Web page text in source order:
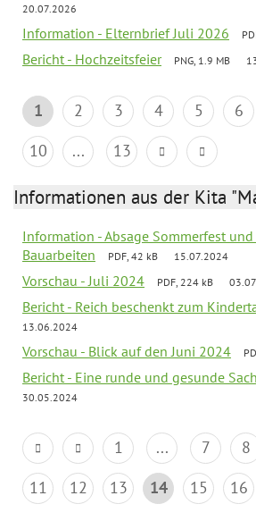
20.07.2026
Information - Elternbrief Juli 2026
Bericht - Hochzeitsfeier PNG, 1.9 MB
1 2 3 4 5 6
10
... 13
Informationen aus der Kita
Information - Absage Sommerfest
Bauarbeiten
PDF, 42 kB 15.07.2024
Vorschau - Juli 2024 PDF, 224 kB
Bericht - Reich beschenkt zum
13.06.2024
Vorschau - Blick auf den Juni 2024
Bericht - Eine runde und gesunde
30.05.2024
1 ... 7 8
11
12 13 14 15 16